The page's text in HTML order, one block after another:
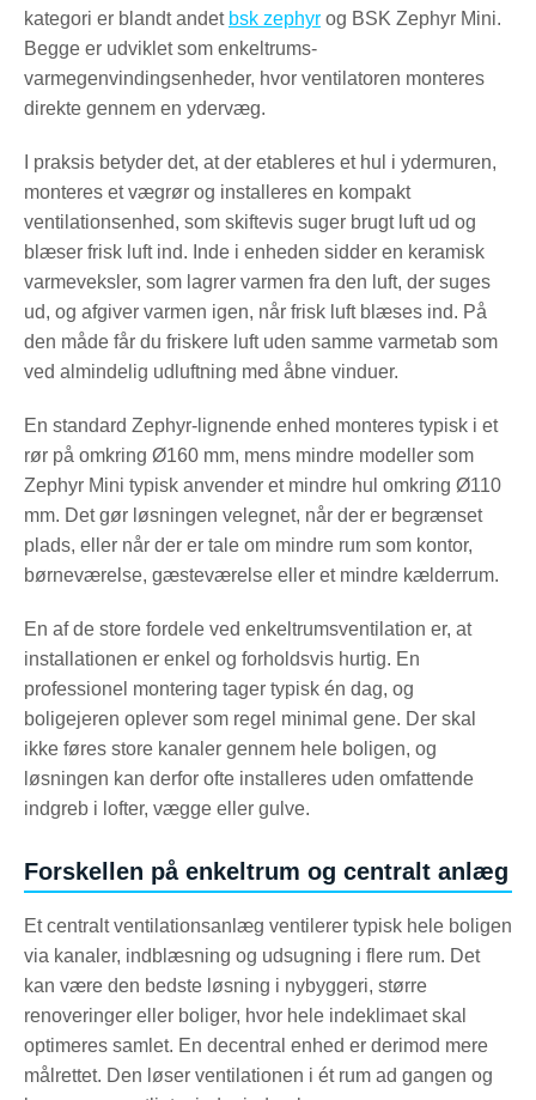
kategori er blandt andet bsk zephyr og BSK Zephyr Mini.
Begge er udviklet som enkeltrums-
varmegenvindingsenheder, hvor ventilatoren monteres
direkte gennem en ydervæg.
I praksis betyder det, at der etableres et hul i ydermuren,
monteres et vægrør og installeres en kompakt
ventilationsenhed, som skiftevis suger brugt luft ud og
blæser frisk luft ind. Inde i enheden sidder en keramisk
varmeveksler, som lagrer varmen fra den luft, der suges
ud, og afgiver varmen igen, når frisk luft blæses ind. På
den måde får du friskere luft uden samme varmetab som
ved almindelig udluftning med åbne vinduer.
En standard Zephyr-lignende enhed monteres typisk i et
rør på omkring Ø160 mm, mens mindre modeller som
Zephyr Mini typisk anvender et mindre hul omkring Ø110
mm. Det gør løsningen velegnet, når der er begrænset
plads, eller når der er tale om mindre rum som kontor,
børneværelse, gæsteværelse eller et mindre kælderrum.
En af de store fordele ved enkeltrumsventilation er, at
installationen er enkel og forholdsvis hurtig. En
professionel montering tager typisk én dag, og
boligejeren oplever som regel minimal gene. Der skal
ikke føres store kanaler gennem hele boligen, og
løsningen kan derfor ofte installeres uden omfattende
indgreb i lofter, vægge eller gulve.
Forskellen på enkeltrum og centralt anlæg
Et centralt ventilationsanlæg ventilerer typisk hele boligen
via kanaler, indblæsning og udsugning i flere rum. Det
kan være den bedste løsning i nybyggeri, større
renoveringer eller boliger, hvor hele indeklimaet skal
optimeres samlet. En decentral enhed er derimod mere
målrettet. Den løser ventilationen i ét rum ad gangen og